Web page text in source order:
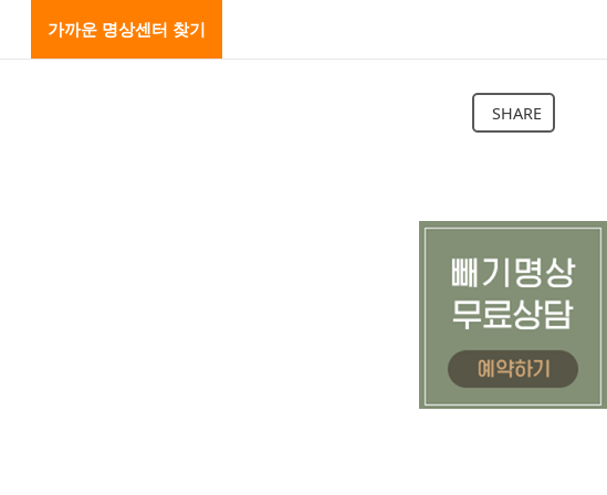
가까운 명상센터 찾기
SHARE